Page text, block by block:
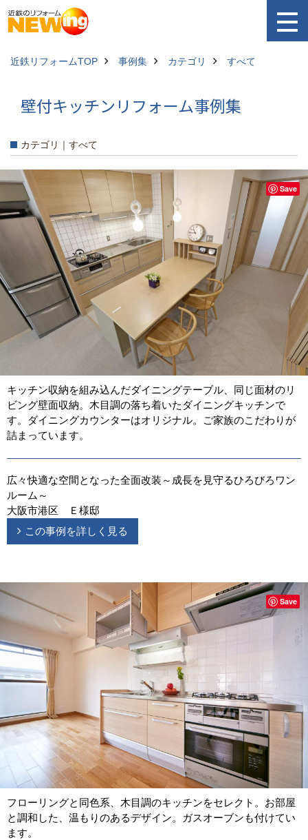
近鉄リフォームTOP 事例集 カテゴリ すべて
壁付キッチンリフォーム事例集
カテゴリ｜すべて
キッチン収納を組み込んだダイニングテーブル、同じ面材のリ
ビング壁面収納。木目調の落ち着いたダイニングキッチンで
す。ダイニングカウンターはオリジナル。ご家族のこだわりが
詰まっています。
広々快適な空間となった全面改装～成長を見守るひろびろワン
ルーム～
大阪市港区 Ｅ様邸
この事例を詳しく見る
Save
フローリングと同色系、木目調のキッチンをセレクト。お部屋
と調和した、温もりのあるデザイン。ガスオーブンも付けてい
ます。
Save